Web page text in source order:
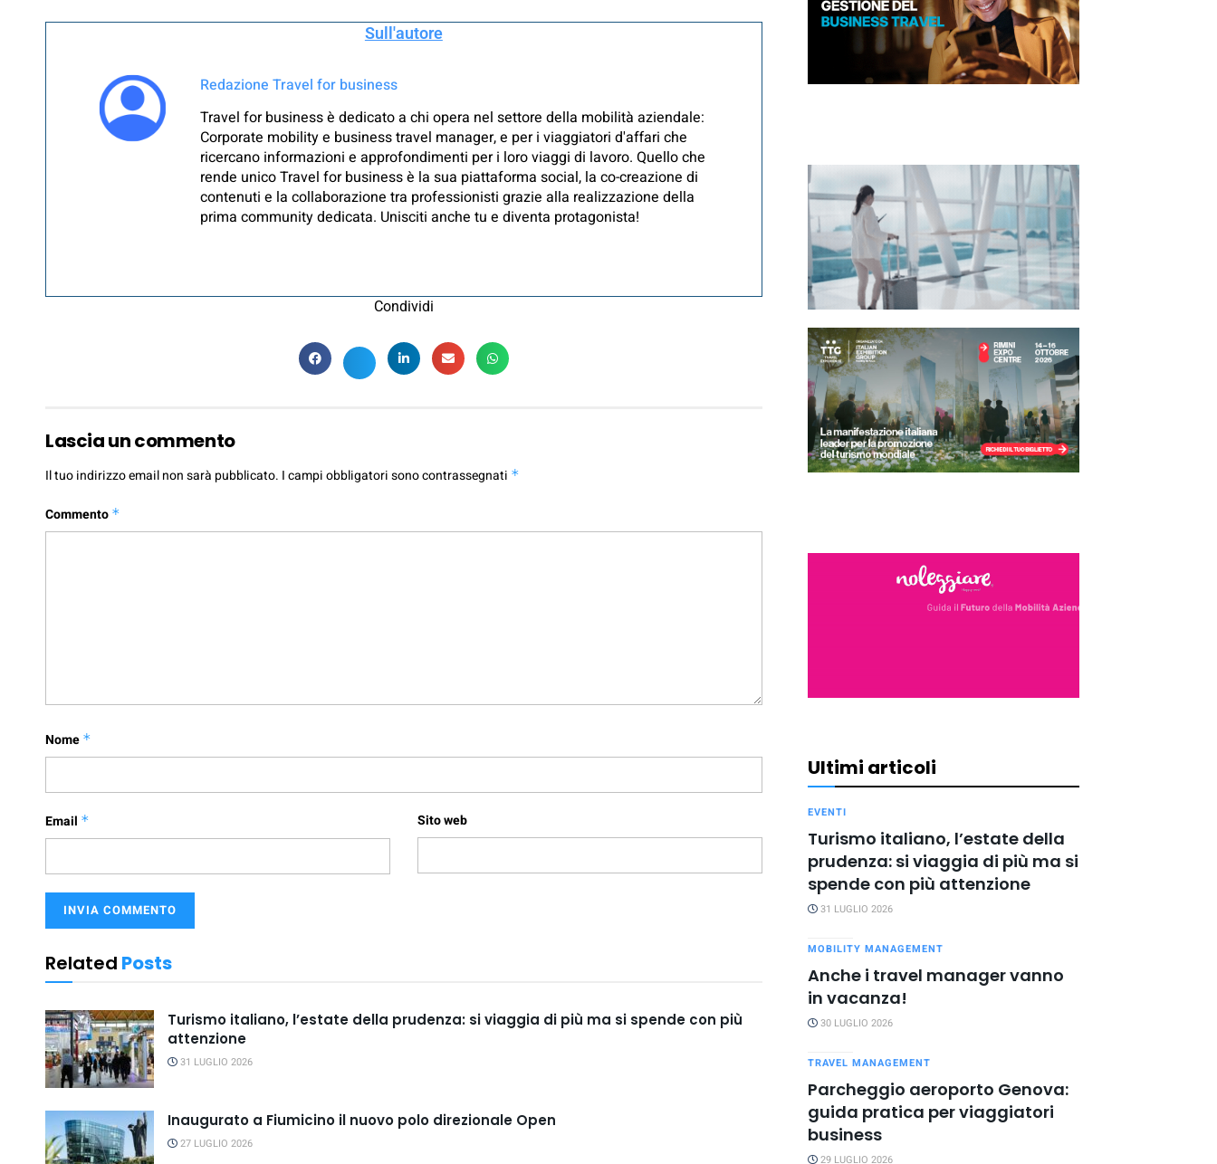
Sull'autore
Redazione Travel for business
Travel for business è dedicato a chi opera nel settore della mobilità aziendale:
Corporate mobility e business travel manager, e per i viaggiatori d'affari che
ricercano informazioni e approfondimenti per i loro viaggi di lavoro. Quello che
rende unico Travel for business è la sua piattaforma social, la co-creazione di
contenuti e la collaborazione tra professionisti grazie alla realizzazione della
prima community dedicata. Unisciti anche tu e diventa protagonista!
Condividi
Lascia un commento
Il tuo indirizzo email non sarà pubblicato. I campi obbligatori sono contrassegnati *
Commento *
Nome *
Email * Sito web
Related Posts
Turismo italiano, l’estate della prudenza: si viaggia di più ma si spende con più
attenzione
31 LUGLIO 2026
Inaugurato a Fiumicino il nuovo polo direzionale Open
27 LUGLIO 2026
Ultimi articoli
EVENTI
Turismo italiano, l’estate della
prudenza: si viaggia di più ma si
spende con più attenzione
31 LUGLIO 2026
MOBILITY MANAGEMENT
Anche i travel manager vanno
in vacanza!
30 LUGLIO 2026
TRAVEL MANAGEMENT
Parcheggio aeroporto Genova:
guida pratica per viaggiatori
business
29 LUGLIO 2026